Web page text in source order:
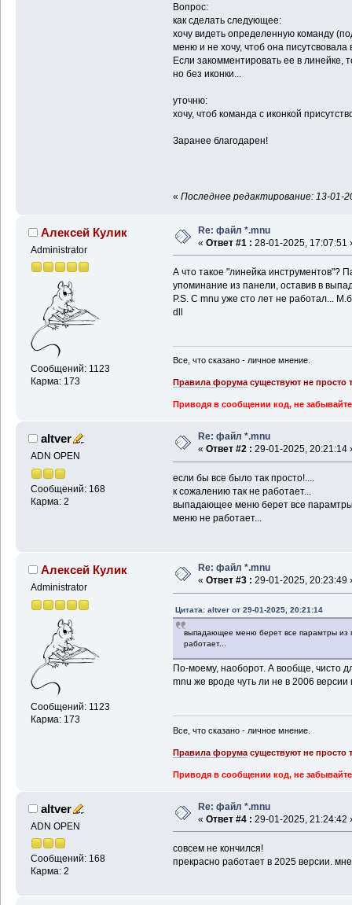
Вопрос:
как сделать следующее:
хочу видеть определенную команду
меню и не хочу, чтоб она писутсвовала
Если закомментировать ее в
но без иконки...
уточню:
хочу, чтоб команда с иконкой
Заранее благодарен!
« Последнее редактирование: 13-01-
Алексей Кулик
Administrator
Сообщений: 1123
Карма: 173
Re: файл *.mnu
« Ответ #1 : 28-01-2025, 17:07:51
А что такое "линейка инструментов"?
упоминание из панели, оставив в
P.S. C mnu уже сто лет не работал...
dll
Все, что сказано - личное мнение.
Правила форумасуществуют не просто
Приводя в сообщении код, не
altver
ADN OPEN
Сообщений: 168
Карма: 2
Re: файл *.mnu
« Ответ #2 : 29-01-2025, 20:21:14
если бы все было так просто!....
к сожалению так не работает...
выпадающее меню берет все
меню не работает...
Алексей Кулик
Administrator
Сообщений: 1123
Карма: 173
Re: файл *.mnu
« Ответ #3 : 29-01-2025, 20:23:49
Цитата: altver от 29-01-2025, 20:21:14
выпадающее меню берет все парамтры
работает...
По-моему, наоборот. А вообще, чисто
mnu же вроде чуть ли не в 2006 версии
Все, что сказано - личное мнение.
Правила форумасуществуют не просто
Приводя в сообщении код, не
altver
ADN OPEN
Сообщений: 168
Карма: 2
Re: файл *.mnu
« Ответ #4 : 29-01-2025, 21:24:42
совсем не кончился!
прекрасно работает в 2025 версии.